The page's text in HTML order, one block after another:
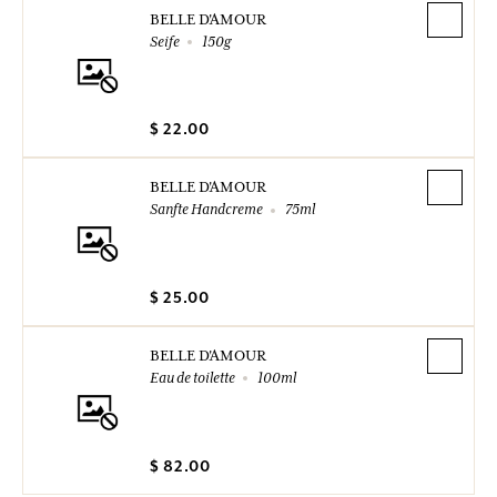
BELLE D'AMOUR
Seife
150g
$ 22.00
BELLE D'AMOUR
Sanfte Handcreme
75ml
$ 25.00
BELLE D'AMOUR
Eau de toilette
100ml
$ 82.00